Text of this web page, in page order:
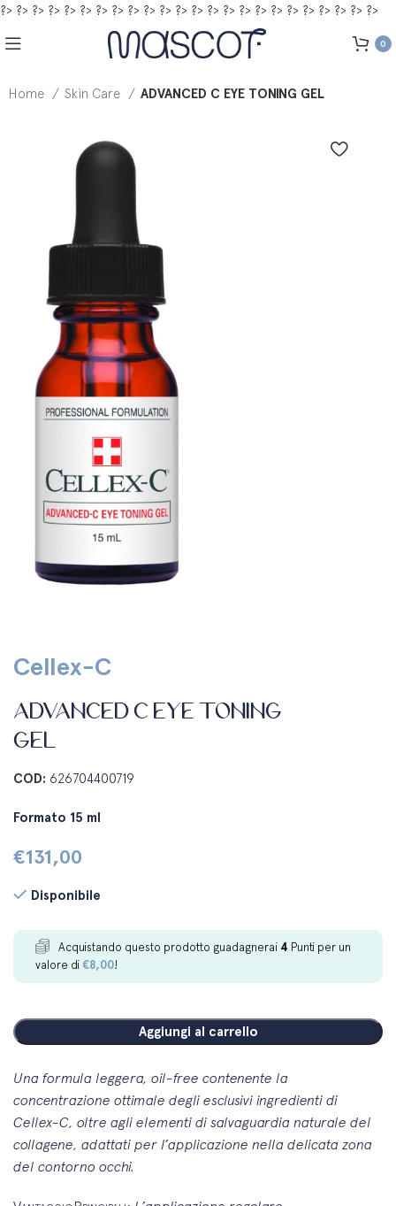
?> ?> ?> ?> ?> ?> ?> ?> ?> ?> ?> ?> ?> ?> ?> ?> ?> ?> ?> ?> ?> ?> ?> ?>
0
Home Skin Care ADVANCED C EYE TONING GEL
Cellex-C
ADVANCED C EYE TONING
GEL
COD: 626704400719
Formato 15 ml
€131,00
Disponibile
Acquistando questo prodotto guadagnerai 4 Punti per un
valore di€8,00!
Aggiungi al carrello
Una formula leggera, oil-free contenente la
concentrazione ottimale degli esclusivi ingredienti di
Cellex-C, oltre agli elementi di salvaguardia naturale del
collagene, adattati per l’applicazione nella delicata zona
delcontorno occhi.